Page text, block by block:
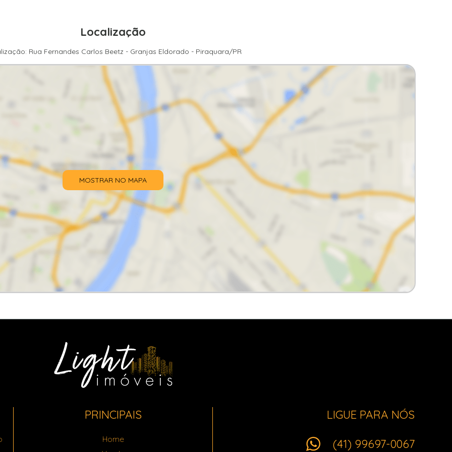
Localização
Rua Fernandes Carlos Beetz - Granjas Eldorado - Piraquara/PR
MOSTRAR NO MAPA
PRINCIPAIS
Home
LIGUE PARA NÓS
(41) 99697-0067